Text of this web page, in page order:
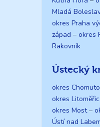
Mladá
okres Praha
západ – okres
Rakovník
Ústecký
okres
okres
okres Most–
Ústí nad